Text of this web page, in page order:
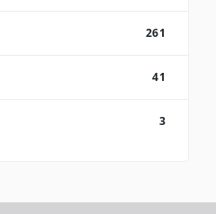
261
41
3